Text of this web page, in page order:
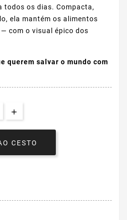
todos os dias. Compacta,
ela mantém os alimentos
com o visual épico dos
querem salvar o mundo com
CESTO